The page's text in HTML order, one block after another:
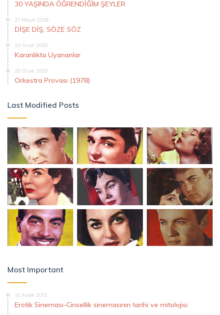
30 YAŞINDA ÖĞRENDİĞİM ŞEYLER
21 Mayıs 2026
DİŞE DİŞ, SÖZE SÖZ
20 Ocak 2026
Karanlıkta Uyananlar
20 Ocak 2026
Orkestra Provası (1978)
Last Modified Posts
Most Important
10 Aralık 2015
Erotik Sineması-Cinsellik sinemasının tarihi ve mitolojisi